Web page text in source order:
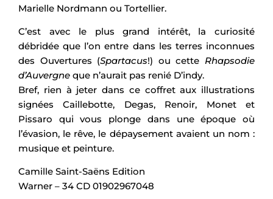
Marielle Nordmann ou Tortellier.
C’est avec le plus grand intérêt, la curiosité
débridée que l’on entre dans les terres inconnues
des Ouvertures (Spartacus!) ou cetteRhapsodie
d’Auvergne que n’aurait pas renié D’indy.
Bref, rien à jeter dans ce coffret aux illustrations
signées Caillebotte, Degas, Renoir, Monet et
Pissaro qui vous plonge dans une époque où
l’évasion, le rêve, le dépaysement avaient un nom :
musique et peinture.
Camille Saint-Saëns Edition
Warner – 34 CD 01902967048